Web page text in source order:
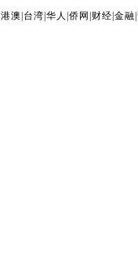
|港澳 台湾 |华人 |侨网 财经 |金融 |